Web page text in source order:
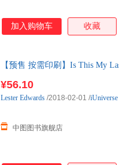
加入购物车 收藏
【预售 按需印刷】Is This My
¥56.10
中图图书旗舰店
Lester Edwards /2018-02-01 /iUniverse